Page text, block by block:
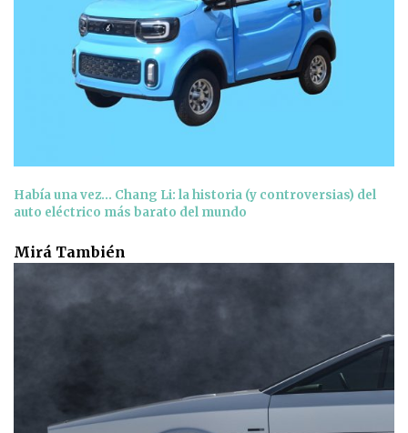
Había una vez… Chang Li: la historia (y controversias) del
auto eléctrico más barato del mundo
Mirá También